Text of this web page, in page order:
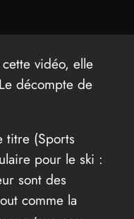
vidéo, elle
décompte de
titre (Sports
pour le ski :
sont des
comme la